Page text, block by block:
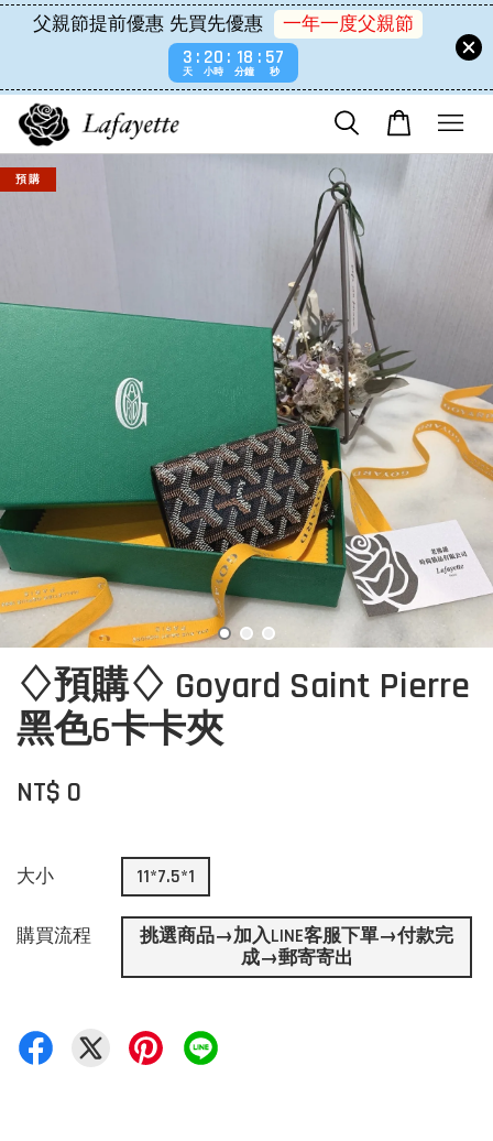
父親節提前優惠 先買先優惠
一年一度父親節
3
天
20
小時
18
分鐘
56
秒
預 購
♢預購♢ Goyard Saint Pierre
黑色6卡卡夾
NT$ 0
大小 11*7.5*1
購買流程
挑選商品→加入LINE客服下單→付款完
成→郵寄寄出